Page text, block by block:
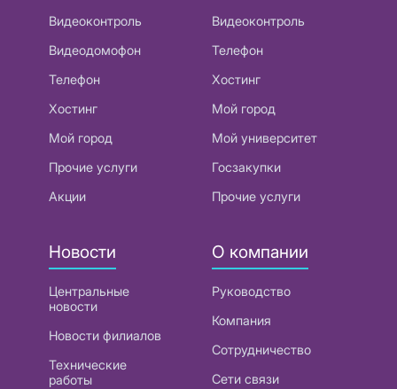
Видеоконтроль
Видеодомофон
Телефон
Хостинг
Мой город
Прочие услуги
Акции
Видеоконтроль
Телефон
Хостинг
Мой город
Мой университет
Госзакупки
Прочие услуги
Новости
Центральные
новости
Новости филиалов
Технические
работы
О компании
Руководство
Компания
Сотрудничество
Сети связи